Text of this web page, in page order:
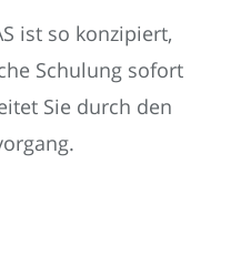
ist so konzipiert,
Schulung sofort
Sie durch den